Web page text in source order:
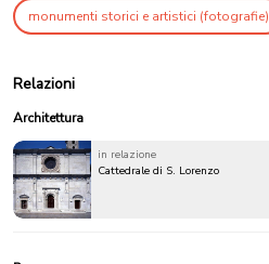
monumenti storici e artistici (fotografie)
Relazioni
Architettura
in relazione
Cattedrale di S. Lorenzo